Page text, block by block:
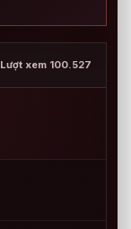
Lượt xem 100.527